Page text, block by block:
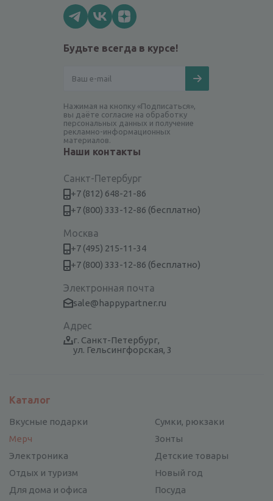
Будьте всегда в курсе!
Нажимая на кнопку «Подписаться»,
вы даёте согласие на обработку
персональных данных и получение
рекламно-информационных
материалов.
Наши контакты
Санкт-Петербург
+7 (812) 648-21-86
+7 (800) 333-12-86 (бесплатно)
Москва
+7 (495) 215-11-34
+7 (800) 333-12-86 (бесплатно)
Электронная почта
sale@happypartner.ru
Адрес
г. Санкт-Петербург,
ул. Гельсингфорская, 3
Каталог
Вкусные подарки
Мерч
Электроника
Отдых и туризм
Для дома и офиса
Сумки, рюкзаки
Зонты
Детские товары
Новый год
Посуда